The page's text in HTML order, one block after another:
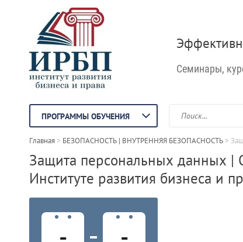
Семинары,
ПРОГРАММЫ ОБУЧЕНИЯ
Главная > БЕЗОПАСНОСТЬ | ВНУТРЕННЯЯ БЕЗОПАСНОСТЬ >
Защита персональных данных |
Институте развития бизнеса и